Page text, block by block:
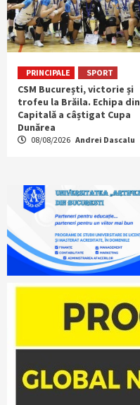
PRINCIPALE SPORT
CSM București, victorie și
trofeu la Brăila. Echipa din
Capitală a câștigat Cupa
Dunărea
08/08/2026 Andrei Dascalu